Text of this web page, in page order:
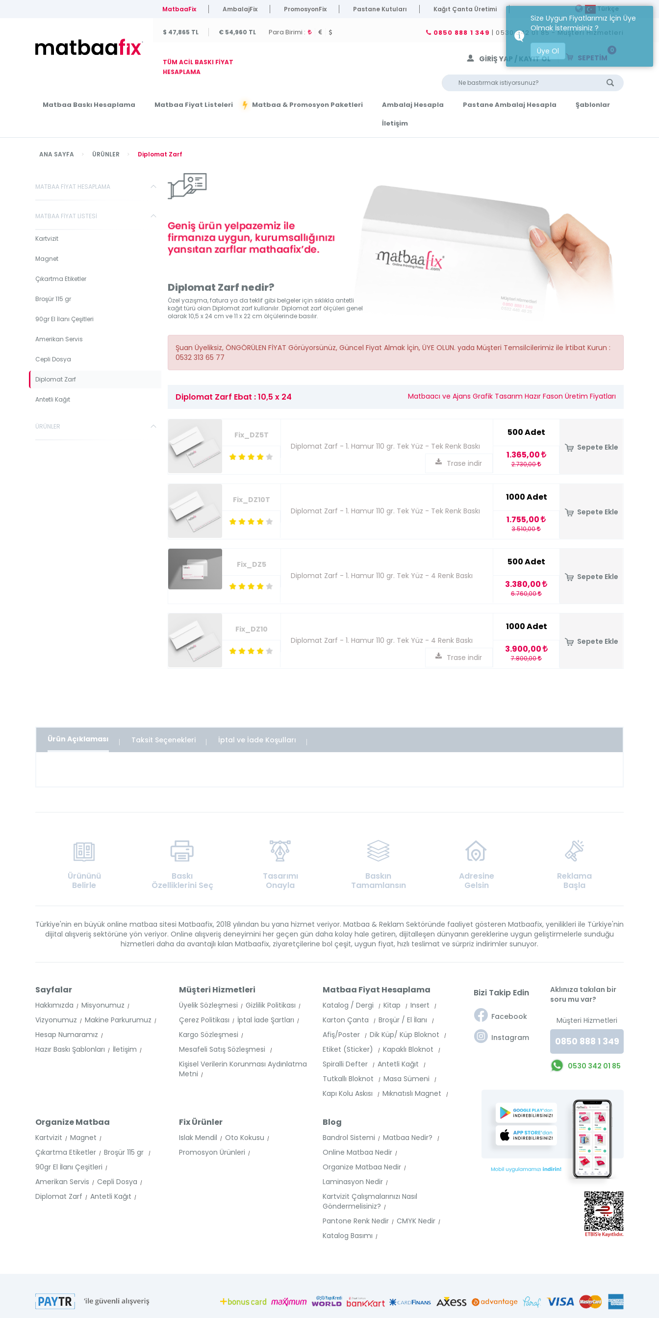
MatbaaFix AmbalajFix PromosyonFix Pastane Kutuları Kağıt Çanta Üretimi Türkçe
€ 54,960 TL
$ 47,865 TL Para Birimi : 0850 888 1 349 | 0530 342 01 85 - Müşteri Hizmetleri
TÜM ACİL BASKI FİYAT
HESAPLAMA
SEPETİM
0
GİRİŞ YAP / KAYIT OL
Matbaa Baskı Hesaplama Matbaa Fiyat Listeleri Matbaa & Promosyon Paketleri Ambalaj Hesapla Pastane Ambalaj Hesapla
Şablonlar
İletişim
ANA SAYFA ÜRÜNLER Diplomat Zarf
MATBAA FİYAT HESAPLAMA
MATBAA FİYAT LİSTESİ
Kartvizit
Magnet
Çıkartma Etiketler
Broşür 115 gr
90gr El İlanı Çeşitleri
Amerikan Servis
Cepli Dosya
Diplomat Zarf
Antetli Kağıt
ÜRÜNLER
Diplomat Zarf nedir?
Özel yazışma, fatura ya da teklif gibi belgeler için sıklıkla antetli
kağıt türü olan Diplomat zarf kullanılır. Diplomat zarf ölçüleri genel
olarak 10,5 x 24 cm ve 11 x 22 cm ölçülerinde basılır.
Şuan Üyeliksiz, ÖNGÖRÜLEN FİYAT Görüyorsünüz, Güncel Fiyat Almak İçin, ÜYE OLUN. yada Müşteri Temsilcilerimiz ile İrtibat Kurun :
0532 313 65 77
Diplomat Zarf Ebat : 10,5 x 24 Matbaacı ve Ajans Grafik Tasarım Hazır Fason Üretim Fiyatları
Fix_DZ5T
Diplomat Zarf - 1. Hamur 110 gr. Tek Yüz - Tek Renk Baskı
Trase indir
500 Adet
1.365,00
2.730,00
Sepete Ekle
Fix_DZ10T
Diplomat Zarf - 1. Hamur 110 gr. Tek Yüz - Tek Renk Baskı
1000 Adet
1.755,00
3.510,00
Sepete Ekle
Fix_DZ5
Diplomat Zarf - 1. Hamur 110 gr. Tek Yüz - 4 Renk Baskı
500 Adet
3.380,00
6.760,00
Sepete Ekle
Fix_DZ10
Diplomat Zarf - 1. Hamur 110 gr. Tek Yüz - 4 Renk Baskı
Trase indir
1000 Adet
3.900,00
7.800,00
Sepete Ekle
Ürün Açıklaması Taksit Seçenekleri İptal ve İade Koşulları
Ürününü
Belirle
Baskı
Özelliklerini Seç
Tasarımı
Onayla
Baskın
Tamamlansın
Adresine
Gelsin
Reklama
Başla
Türkiye'nin en büyük online matbaa sitesi Matbaafix, 2018 yılından bu yana hizmet veriyor. Matbaa & Reklam Sektöründe faaliyet gösteren Matbaafix, yenilikleri ile Türkiye'nin
dijital alışveriş sektörüne yön veriyor. Online alışveriş deneyimini her geçen gün daha kolay hale getiren, dijitalleşen dünyanın gereklerine uygun geliştirmelerle sunduğu
hizmetleri daha da avantajlı kılan Matbaafix, ziyaretçilerine bol çeşit, uygun fiyat, hızlı teslimat ve sürpriz indirimler sunuyor.
Sayfalar
Hakkımızda
Misyonumuz
Vizyonumuz
Makine Parkurumuz
Hesap Numaramız
Hazır Baskı Şablonları
İletişim
Müşteri Hizmetleri
Üyelik Sözleşmesi
Gizlilik Politikası
Çerez Politikası
İptal İade Şartları
Kargo Sözleşmesi
Mesafeli Satış Sözleşmesi
Kişisel Verilerin Korunması Aydınlatma
Metni
Matbaa Fiyat Hesaplama
Katalog / Dergi Kitap
Insert
Karton Çanta
Broşür / El İlanı
Afiş/Poster
Dik Küp/ Küp Bloknot
Etiket (Sticker)
Kapaklı Bloknot
Spiralli Defter
Antetli Kağıt
Tutkallı Bloknot
Masa Sümeni
Kapı Kolu Askısı
Mıknatıslı Magnet
Organize Matbaa
Kartvizit
Magnet
Çıkartma Etiketler
Broşür 115 gr
90gr El İlanı Çeşitleri
Amerikan Servis
Cepli Dosya
Diplomat Zarf
Antetli Kağıt
Fix Ürünler
Islak Mendil
Oto Kokusu
Promosyon Ürünleri
Blog
Bandrol Sistemi
Matbaa Nedir?
Online Matbaa Nedir
Organize Matbaa Nedir
Laminasyon Nedir
Kartvizit Çalışmalarınızı Nasıl
Göndermelisiniz?
Pantone Renk Nedir
CMYK Nedir
Katalog Basımı
Bizi Takip Edin
Facebook
Instagram
Aklınıza takılan bir
soru mu var?
Müşteri Hizmetleri
0850 888 1 349
0530 342 01 85
Size Uygun Fiyatlarımız İçin Üye
Olmak İstermisiniz ?
Üye Ol